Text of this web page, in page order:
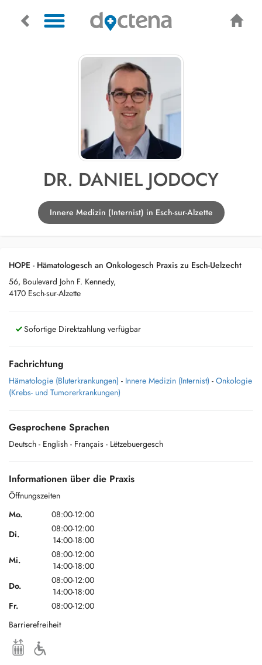
DR. DANIEL JODOCY
Innere Medizin (Internist) in Esch-sur-Alzette
HOPE - Hämatologesch an Onkologesch Praxis zu Esch-Uelzecht
56, Boulevard John F. Kennedy,
4170 Esch-sur-Alzette
Sofortige Direktzahlung verfügbar
Fachrichtung
Hämatologie (Bluterkrankungen) - Innere Medizin (Internist) - Onkologie
(Krebs- und Tumorerkrankungen)
Gesprochene Sprachen
Deutsch - English - Français - Lëtzebuergesch
Informationen über die Praxis
Öffnungszeiten
Mo.
08:00-12:00
Di.
08:00-12:00
14:00-18:00
Mi.
08:00-12:00
14:00-18:00
Do.
08:00-12:00
14:00-18:00
Fr.
08:00-12:00
Barrierefreiheit